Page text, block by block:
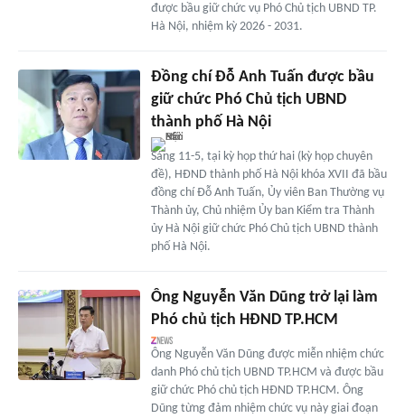
được bầu giữ chức vụ Phó Chủ tịch UBND TP.
Hà Nội, nhiệm kỳ 2026 - 2031.
Đồng chí Đỗ Anh Tuấn được bầu
giữ chức Phó Chủ tịch UBND
thành phố Hà Nội
Sáng 11-5, tại kỳ họp thứ hai (kỳ họp chuyên
đề), HĐND thành phố Hà Nội khóa XVII đã bầu
đồng chí Đỗ Anh Tuấn, Ủy viên Ban Thường vụ
Thành ủy, Chủ nhiệm Ủy ban Kiểm tra Thành
ủy Hà Nội giữ chức Phó Chủ tịch UBND thành
phố Hà Nội.
Ông Nguyễn Văn Dũng trở lại làm
Phó chủ tịch HĐND TP.HCM
Ông Nguyễn Văn Dũng được miễn nhiệm chức
danh Phó chủ tịch UBND TP.HCM và được bầu
giữ chức Phó chủ tịch HĐND TP.HCM. Ông
Dũng từng đảm nhiệm chức vụ này giai đoạn